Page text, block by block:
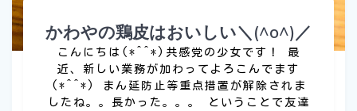
かわやの鶏皮はおいしい＼(^o^)／
こんにちは(*^^*)共感党の少女です！ 最
近、新しい業務が加わってよろこんでます
(*^^*) まん延防止等重点措置が解除されま
したね。。長かった。。。 ということで友達